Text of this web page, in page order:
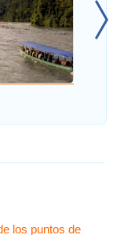
los puntos de